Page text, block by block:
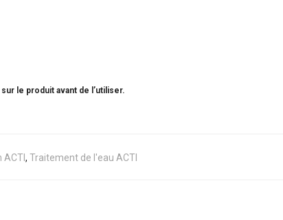
le produit avant de l’utiliser.
, Traitement de l'eau ACTI